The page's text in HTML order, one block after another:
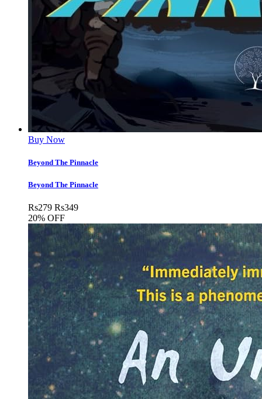
Buy Now
Beyond The Pinnacle
Beyond The Pinnacle
Rs279 Rs349
20% OFF